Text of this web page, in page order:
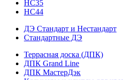
HС35
НС44
ДЭ Стандарт и Нестандарт
Стандартные ДЭ
Террасная доска (ДПК)
ДПК Grand Line
ДПК МастерДэк